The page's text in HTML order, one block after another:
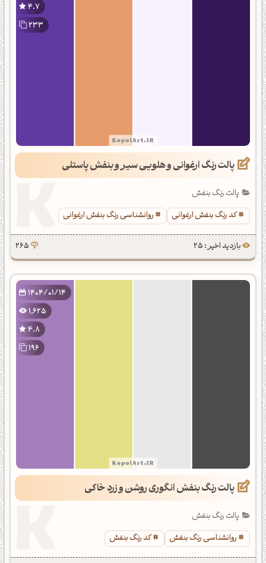
4.7
233
پالت رنگ ارغوانی و هلویی سیر و بنفش پاستلی
پالت رنگ بنفش
کد رنگ بنفش ارغوانی
روانشناسی رنگ بنفش ارغوانی
بازدید اخیر : 25 265
1404/01/14
1,625
4.8
196
پالت رنگ بنفش انگوری روشن و زرد خاکی
پالت رنگ بنفش
روانشناسی رنگ بنفش
کد رنگ بنفش